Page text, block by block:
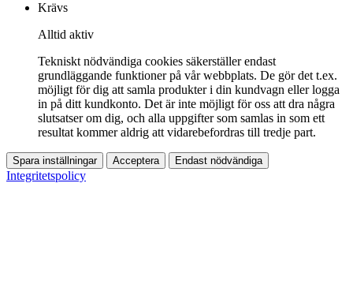
Krävs
Alltid aktiv
Tekniskt nödvändiga cookies säkerställer endast
grundläggande funktioner på vår webbplats. De gör det t.ex.
möjligt för dig att samla produkter i din kundvagn eller logga
in på ditt kundkonto. Det är inte möjligt för oss att dra några
slutsatser om dig, och alla uppgifter som samlas in som ett
resultat kommer aldrig att vidarebefordras till tredje part.
Spara inställningar Acceptera Endast nödvändiga
Integritetspolicy